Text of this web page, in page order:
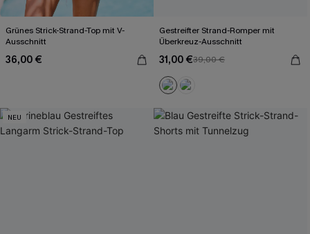
Grünes Strick-Strand-Top mit V-
Ausschnitt
36,00 €
Gestreifter Strand-Romper mit
Überkreuz-Ausschnitt
31,00 €39,00 €
NEU